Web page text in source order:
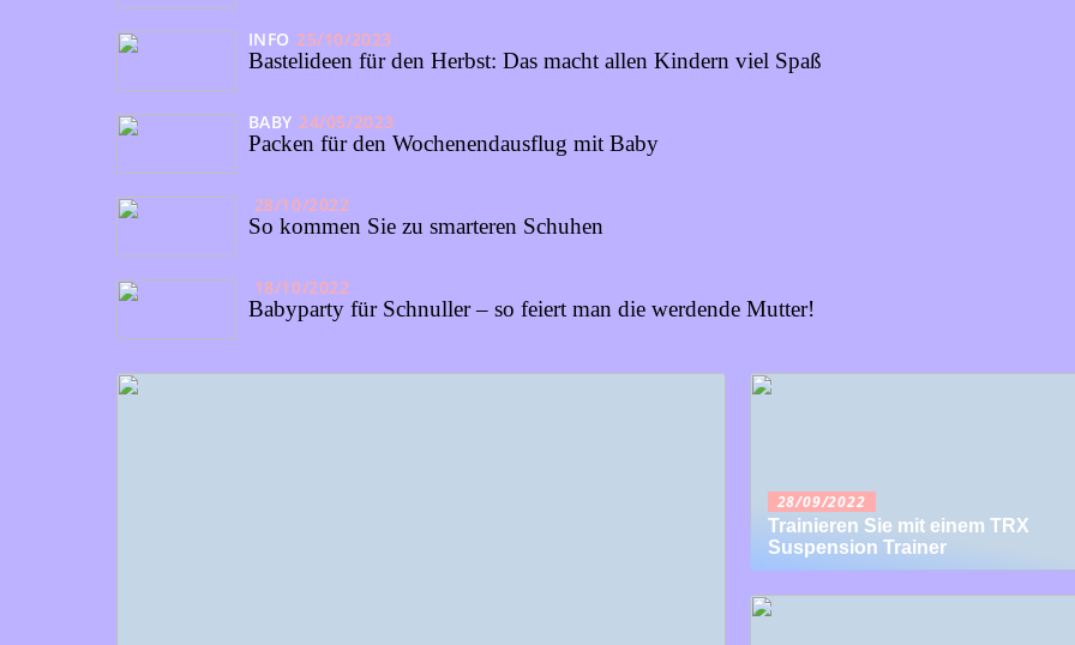
INFO 25/10/2023
Bastelideen für den Herbst: Das macht allen Kindern viel Spaß
BABY 24/05/2023
Packen für den Wochenendausflug mit Baby
28/10/2022
So kommen Sie zu smarteren Schuhen
18/10/2022
Babyparty für Schnuller – so feiert man die werdende Mutter!
28/09/2022
Trainieren Sie mit einem TRX
Suspension Trainer